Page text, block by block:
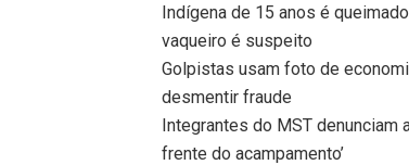
Indígena de 15 anos é
vaqueiro é suspeito
Golpistas usam foto de
desmentir fraude
Integrantes do MST denunciam
frente do acampamento’